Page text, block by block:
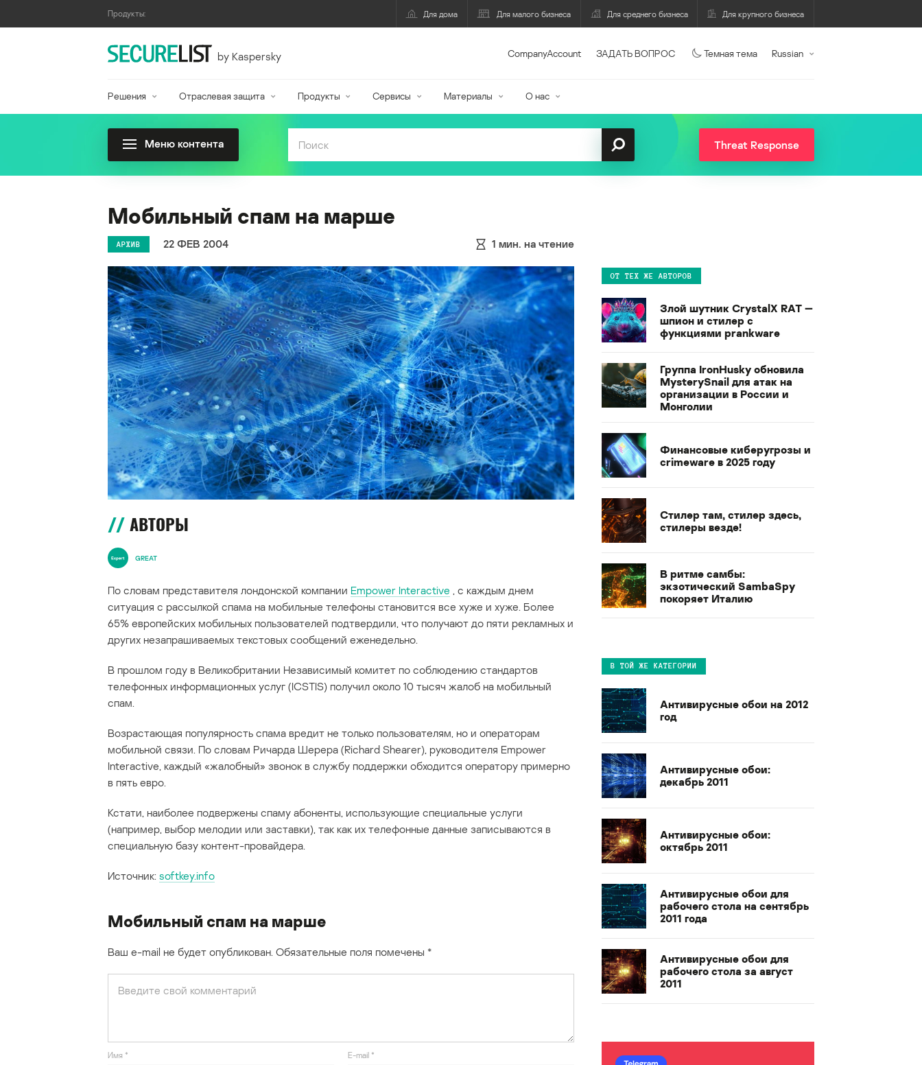
Продукты: Для дома Для малого бизнеса Для среднего бизнеса Для крупного бизнеса
by Kaspersky CompanyAccount ЗАДАТЬ ВОПРОС Темная тема Russian
Решения Отраслевая защита Продукты Сервисы Материалы О нас
Меню контента Threat Response
Мобильный спам на марше
АРХИВ 22 ФЕВ 2004 1 мин. на чтение
АВТОРЫ
GREAT
По словам представителя лондонской компании Empower Interactive , с каждым днем
ситуация с рассылкой спама на мобильные телефоны становится все хуже и хуже. Более
65% европейских мобильных пользователей подтвердили, что получают до пяти рекламных и
других незапрашиваемых текстовых сообщений еженедельно.
В прошлом году в Великобритании Независимый комитет по соблюдению стандартов
телефонных информационных услуг (ICSTIS) получил около 10 тысяч жалоб на мобильный
спам.
Возрастающая популярность спама вредит не только пользователям, но и операторам
мобильной связи. По словам Ричарда Шерера (Richard Shearer), руководителя Empower
Interactive, каждый «жалобный» звонок в службу поддержки обходится оператору примерно
в пять евро.
Кстати, наиболее подвержены спаму абоненты, использующие специальные услуги
(например, выбор мелодии или заставки), так как их телефонные данные записываются в
специальную базу контент-провайдера.
Источник: softkey.info
Мобильный спам на марше
Ваш e-mail не будет опубликован. Обязательные поля помечены *
Имя * E-mail *
ОТ ТЕХ ЖЕ АВТОРОВ
Злой шутник CrystalX RAT —
шпион и стилер с
функциями prankware
Группа IronHusky обновила
MysterySnail для атак на
организации в России и
Монголии
Финансовые киберугрозы и
crimeware в 2025 году
Стилер там, стилер здесь,
стилеры везде!
В ритме самбы:
экзотический SambaSpy
покоряет Италию
В ТОЙ ЖЕ КАТЕГОРИИ
Антивирусные обои на 2012
год
Антивирусные обои:
декабрь 2011
Антивирусные обои:
октябрь 2011
Антивирусные обои для
рабочего стола на сентябрь
2011 года
Антивирусные обои для
рабочего стола за август
2011